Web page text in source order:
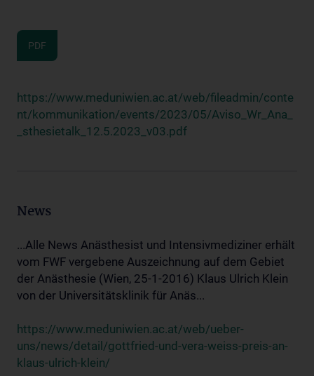
PDF
https://www.meduniwien.ac.at/web/fileadmin/conte
nt/kommunikation/events/2023/05/Aviso_Wr_Ana_
_sthesietalk_12.5.2023_v03.pdf
News
...Alle News Anästhesist und Intensivmediziner erhält
vom FWF vergebene Auszeichnung auf dem Gebiet
der Anästhesie (Wien, 25-1-2016) Klaus Ulrich Klein
von der Universitätsklinik für Anäs...
https://www.meduniwien.ac.at/web/ueber-
uns/news/detail/gottfried-und-vera-weiss-preis-an-
klaus-ulrich-klein/